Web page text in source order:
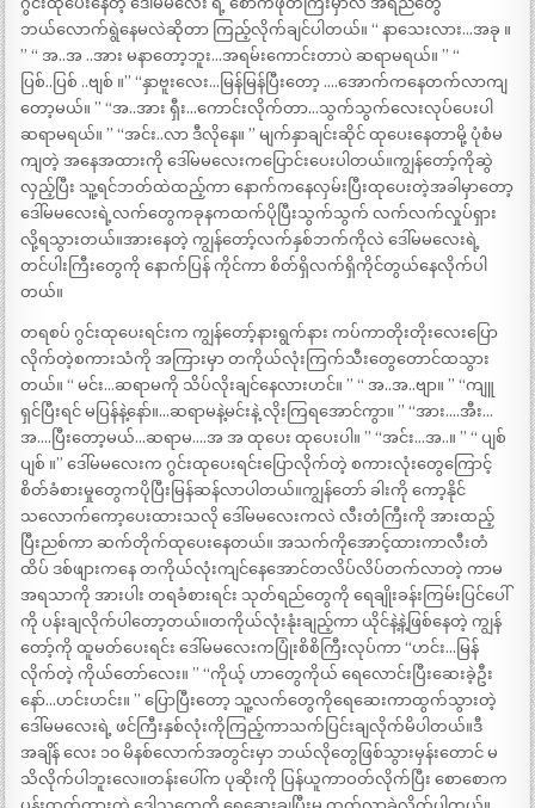
ဘယ်လောက်ရွဲနေမလဲဆိုတာ ကြည့်လိုက်ချင်ပါတယ်။ “ နာသေးလား…အခု ။
” “ အ..အ ..အား မနာတော့ဘူး…အရမ်းကောင်းတာပဲ ဆရာမရယ်။ ” “
ပြစ်..ပြစ် ..ဗျစ် ။” “နှာဗူးလေး…မြန်မြန်ပြီးတော့ ….အောက်ကနေတက်လာကျ
တော့မယ်။ ” “အ..အား ရှီး…ကောင်းလိုက်တာ…သွက်သွက်လေးလုပ်ပေးပါ
ဆရာမရယ်။ ” “အင်း..လာ ဒီလိုနေ။ ” မျက်နှာချင်းဆိုင် ထုပေးနေတာမို့ ပုံစံမ
ကျတဲ့ အနေအထားကို ဒေါ်မမလေးကပြောင်းပေးပါတယ်။ကျွန်တော့်ကိုဆွဲ
လှည့်ပြီး သူ့ရင်ဘတ်ထဲထည့်ကာ နောက်ကနေလှမ်းပြီးထုပေးတဲ့အခါမှာတော့
ဒေါ်မမလေးရဲ့လက်တွေကခုနကထက်ပိုပြီးသွက်သွက် လက်လက်လှုပ်ရှား
လို့ရသွားတယ်။အားနေတဲ့ ကျွန်တော့်လက်နှစ်ဘက်ကိုလဲ ဒေါ်မမလေးရဲ့
တင်ပါးကြီးတွေကို နောက်ပြန် ကိုင်ကာ စိတ်ရှိလက်ရှိကိုင်တွယ်နေလိုက်ပါ
တယ်။
တရစပ် ဂွင်းထုပေးရင်းက ကျွန်တော့်နားရွက်နား ကပ်ကာတိုးတိုးလေးပြော
လိုက်တဲ့စကားသံကို အကြားမှာ တကိုယ်လုံးကြက်သီးတွေတောင်ထသွား
တယ်။ “ မင်း…ဆရာမကို သိပ်လိုးချင်နေလားဟင်။ ” “ အ..အ..ဗျာ။ ” “ကျူ
ရှင်ပြီးရင် မပြန်နဲ့နော်။…ဆရာမနဲ့မင်းနဲ့ လိုးကြရအောင်ကွာ။ ” “အား….အီး…
အ….ပြီးတော့မယ်…ဆရာမ….အ အ ထုပေး ထုပေးပါ။ ” “အင်း…အ..။ ” “ ပျစ်
ပျစ် ။” ဒေါ်မမလေးက ဂွင်းထုပေးရင်းပြောလိုက်တဲ့ စကားလုံးတွေကြောင့်
စိတ်ခံစားမှုတွေကပိုပြီးမြန်ဆန်လာပါတယ်။ကျွန်တော် ခါးကို ကော့နိုင်
သလောက်ကော့ပေးထားသလို ဒေါ်မမလေးကလဲ လီးတံကြီးကို အားထည့်
ပြီးညစ်ကာ ဆက်တိုက်ထုပေးနေတယ်။ အသက်ကိုအောင့်ထားကာလီးတံ
ထိပ် ဒစ်ဖျားကနေ တကိုယ်လုံးကျင်နေအောင်တလိပ်လိပ်တက်လာတဲ့ ကာမ
အရသာကို အားပါး တရခံစားရင်း သုတ်ရည်တွေကို ရေချိုးခန်းကြမ်းပြင်ပေါ်
ကို ပန်းချလိုက်ပါတော့တယ်။တကိုယ်လုံးနုံးချည့်ကာ ယိုင်နဲ့နဲ့ဖြစ်နေတဲ့ ကျွန်
တော့်ကို ထူမတ်ပေးရင်း ဒေါ်မမလေးကပြုံးစိစိကြီးလုပ်ကာ “ဟင်း…မြန်
လိုက်တဲ့ ကိုယ်တော်လေး။ ” “ကိုယ့် ဟာတွေကိုယ် ရေလောင်းပြီးဆေးခဲ့ဦး
နော်…ဟင်းဟင်း။ ” ပြောပြီးတော့ သူ့လက်တွေကိုရေဆေးကာထွက်သွားတဲ့
ဒေါ်မမလေးရဲ့ ဖင်ကြီးနှစ်လုံးကိုကြည့်ကာသက်ပြင်းချလိုက်မိပါတယ်။ဒီ
အချိန် လေး ၁၀ မိနစ်လောက်အတွင်းမှာ ဘယ်လိုတွေဖြစ်သွားမှန်းတောင် မ
သိလိုက်ပါဘူးလေ။တန်းပေါ်က ပုဆိုးကို ပြန်ယူကာဝတ်လိုက်ပြီး စောစောက